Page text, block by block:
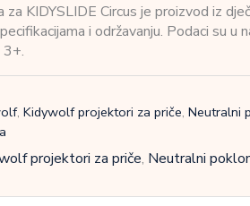
KIDYSLIDE Circus je proizvod iz
i održavanju. Podaci su u
, Kidywolf projektori za priče, Neutralni
projektori za priče, Neutralni